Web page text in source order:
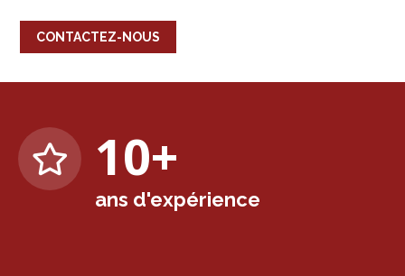
CONTACTEZ-NOUS
10+
ans d'expérience